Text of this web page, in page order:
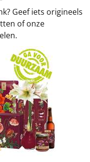
Geef iets origineels
of onze